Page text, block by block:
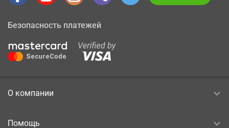
Безопасность платежей
О компании
Помощь